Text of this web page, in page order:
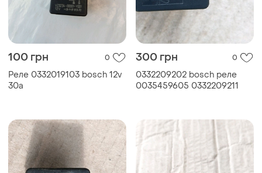
100 грн 0
Реле 0332019103 bosch 12v
30a
300 грн 0
0332209202 bosch реле
0035459605 0332209211